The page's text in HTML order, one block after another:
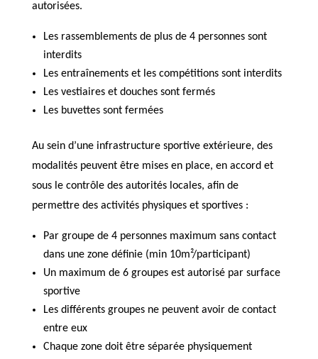
autorisées.
Les rassemblements de plus de 4 personnes sont
interdits
Les entraînements et les compétitions sont interdits
Les vestiaires et douches sont fermés
Les buvettes sont fermées
Au sein d’une infrastructure sportive extérieure, des
modalités peuvent être mises en place, en accord et
sous le contrôle des autorités locales, afin de
permettre des activités physiques et sportives :
Par groupe de 4 personnes maximum sans contact
dans une zone définie (min 10m²/participant)
Un maximum de 6 groupes est autorisé par surface
sportive
Les différents groupes ne peuvent avoir de contact
entre eux
Chaque zone doit être séparée physiquement